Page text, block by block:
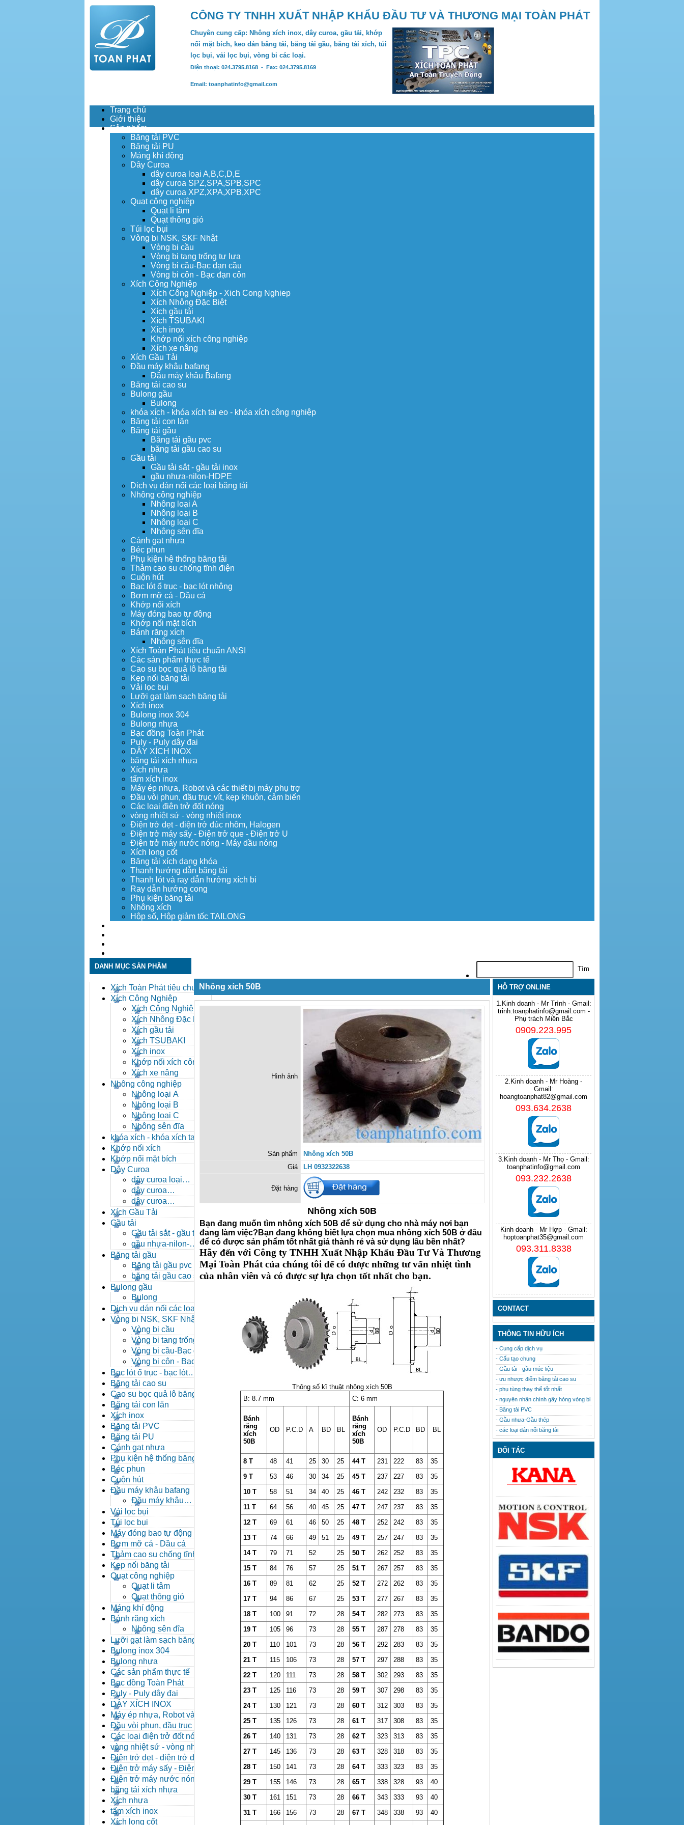
CÔNG TY TNHH XUẤT NHẬP KHẨU ĐẦU TƯ VÀ THƯƠNG MẠI TOÀN PHÁT
Chuyên cung cấp: Nhông xích inox, dây curoa, gầu tải, khớp
nối mặt bích, keo dán băng tải, băng tải gầu, băng tải xích, túi
lọc bụi, vải lọc bụi, vòng bi các loại.
Điện thoại: 024.3795.8168 - Fax: 024.3795.8169
Email: toanphatinfo@gmail.com
Trang chủ
Giới thiệu
Sản phẩm
Băng tải PVC
Băng tải PU
Máng khí động
Dây Curoa
dây curoa loại A,B,C,D,E
dây curoa SPZ,SPA,SPB,SPC
dây curoa XPZ,XPA,XPB,XPC
Quạt công nghiệp
Quạt li tâm
Quạt thông gió
Túi lọc bụi
Vòng bi NSK, SKF Nhật
Vòng bi cầu
Vòng bi tang trống tự lựa
Vòng bi cầu-Bạc đạn cầu
Vòng bi côn - Bạc đạn côn
Xích Công Nghiệp
Xích Công Nghiệp - Xich Cong Nghiep
Xích Nhông Đặc Biệt
Xích gầu tải
Xích TSUBAKI
Xích inox
Khớp nối xích công nghiệp
Xích xe nâng
Xích Gầu Tải
Đầu máy khâu bafang
Đầu máy khâu Bafang
Băng tải cao su
Bulong gầu
Bulong
khóa xích - khóa xích tai eo - khóa xích công nghiệp
Băng tải con lăn
Băng tải gầu
Băng tải gầu pvc
băng tải gầu cao su
Gầu tải
Gầu tải sắt - gầu tải inox
gầu nhựa-nilon-HDPE
Dịch vụ dán nối các loại băng tải
Nhông công nghiệp
Nhông loại A
Nhông loại B
Nhông loại C
Nhông sên đĩa
Cánh gạt nhựa
Béc phun
Phụ kiện hệ thống băng tải
Thảm cao su chống tĩnh điện
Cuộn hút
Bạc lót ổ trục - bạc lót nhông
Bơm mỡ cá - Dầu cá
Khớp nối xích
Máy đóng bao tự động
Khớp nối mặt bích
Bánh răng xích
Nhông sên đĩa
Xích Toàn Phát tiêu chuẩn ANSI
Các sản phẩm thực tế
Cao su bọc quả lô băng tải
Kẹp nối băng tải
Vải lọc bụi
Lưỡi gạt làm sạch băng tải
Xích inox
Bulong inox 304
Bulong nhựa
Bạc đồng Toàn Phát
Puly - Puly dây đai
DÂY XÍCH INOX
băng tải xích nhựa
Xích nhựa
tấm xích inox
Máy ép nhựa, Robot và các thiết bị máy phụ trợ
Đầu vòi phun, đầu trục vít, kẹp khuôn, cảm biến
Các loại điện trở đốt nóng
vòng nhiệt sứ - vòng nhiệt inox
Điện trở dẹt - điện trở đúc nhôm, Halogen
Điện trở máy sấy - Điện trở que - Điện trở U
Điện trở máy nước nóng - Máy dầu nóng
Xích long cốt
Băng tải xích dạng khóa
Thanh hướng dẫn băng tải
Thanh lót và ray dẫn hướng xích bi
Ray dẫn hướng cong
Phụ kiện băng tải
Nhông xích
Hộp số, Hộp giảm tốc TAILONG
DANH MỤC SẢN PHẨM
Xích Toàn Phát tiêu chuẩn
ANSI
Xích Công Nghiệp
Xích Công Nghiệp -
Xich Cong Nghiep
Xích Nhông Đặc Biệt
Xích gầu tải
Xích TSUBAKI
Xích inox
Khớp nối xích công
nghiệp
Xích xe nâng
Nhông công nghiệp
Nhông loại A
Nhông loại B
Nhông loại C
Nhông sên đĩa
khóa xích - khóa xích tai eo
- khóa xích công nghiệp
Khớp nối xích
Khớp nối mặt bích
Dây Curoa
dây curoa loại
A,B,C,D,E
dây curoa
SPZ,SPA,SPB,SPC
dây curoa
XPZ,XPA,XPB,XPC
Xích Gầu Tải
Gầu tải
Gầu tải sắt - gầu tải
inox
gầu nhựa-nilon-
HDPE
Băng tải gầu
Băng tải gầu pvc
băng tải gầu cao su
Bulong gầu
Bulong
Dịch vụ dán nối các loại
băng tải
Vòng bi NSK, SKF Nhật
Vòng bi cầu
Vòng bi tang trống tự
lựa
Vòng bi cầu-Bạc đạn
cầu
Vòng bi côn - Bạc
đạn côn
Bạc lót ổ trục - bạc lót
nhông
Băng tải cao su
Cao su bọc quả lô băng tải
Băng tải con lăn
Xích inox
Băng tải PVC
Băng tải PU
Cánh gạt nhựa
Phụ kiện hệ thống băng tải
Béc phun
Cuộn hút
Đầu máy khâu bafang
Đầu máy khâu
Bafang
Vải lọc bụi
Túi lọc bụi
Máy đóng bao tự động
Bơm mỡ cá - Dầu cá
Thảm cao su chống tĩnh
điện
Kẹp nối băng tải
Quạt công nghiệp
Quạt li tâm
Quạt thông gió
Máng khí động
Bánh răng xích
Nhông sên đĩa
Lưỡi gạt làm sạch băng tải
Bulong inox 304
Bulong nhựa
Các sản phẩm thực tế
Bạc đồng Toàn Phát
Puly - Puly dây đai
DÂY XÍCH INOX
Máy ép nhựa, Robot và các
thiết bị máy phụ trợ
Đầu vòi phun, đầu trục vít,
kẹp khuôn, cảm biến
Các loại điện trở đốt nóng
vòng nhiệt sứ - vòng nhiệt
inox
Điện trở dẹt - điện trở đúc
nhôm, Halogen
Điện trở máy sấy - Điện trở
que - Điện trở U
Điện trở máy nước nóng -
Máy dầu nóng
băng tải xích nhựa
Xích nhựa
tấm xích inox
Xích long cốt
Nhông xích 50B
Hình ảnh
Sản phẩm
Nhông xích 50B
Giá
LH 0932322638
Đặt hàng
Nhông xích 50B
Bạn đang muốn tìm nhông xích 50B để sử dụng cho nhà máy nơi bạn
đang làm việc?Bạn đang không biết lựa chọn mua nhông xích 50B ở đâu
để có được sản phẩm tốt nhất giá thành rẻ và sử dụng lâu bền nhất?
Hãy đến với Công ty TNHH Xuất Nhập Khẩu Đầu Tư Và Thương
Mại Toàn Phát của chúng tôi để có được những tư vấn nhiệt tình
của nhân viên và có được sự lựa chọn tốt nhất cho bạn.
Thông số kĩ thuật nhông xích 50B
B: 8.7 mm
C: 6 mm
Bánh
răng
xích
50B
OD P.C.D A BD BL
Bánh
răng
xích
50B
OD P.C.D BD BL
8 T 48 41 25 30 25 44 T 231 222 83
35
9 T
53 46 30 34 25 45 T 237 227 83
35
10 T
58 51 34 40 25 46 T 242 232 83
35
11 T
64 56 40 45 25 47 T 247 237 83
35
12 T
69 61 46 50 25 48 T 252 242 83
35
13 T
74 66 49 51 25 49 T 257 247 83
35
14 T
79 71 52 25 50 T 262 252 83
35
15 T
84 76 57 25 51 T 267 257 83
35
16 T
89 81 62 25 52 T 272 262 83
35
17 T
94 86 67 25 53 T 277 267 83
35
18 T
100 91 72 28 54 T 282 273 83
35
19 T
105 96 73 28 55 T 287 278 83
35
20 T
110 101 73 28 56 T 292 283 83
35
21 T
115 106 73 28 57 T 297 288 83
35
22 T
120 111 73 28 58 T 302 293 83
35
23 T
125 116 73 28 59 T 307 298 83
35
24 T
130 121 73 28 60 T 312 303 83
35
25 T
135 126 73 28 61 T 317 308 83
35
26 T
140 131 73 28 62 T 323 313 83
35
27 T
145 136 73 28 63 T 328 318 83
35
28 T
150 141 73 28 64 T 333 323 83
35
29 T
155 146 73 28 65 T 338 328 93
40
30 T
161 151 73 28 66 T 343 333 93
40
31 T
166 156 73 28 67 T 348 338 93
40
HỖ TRỢ ONLINE
1.Kinh doanh - Mr Trình - Gmail:
trinh.toanphatinfo@gmail.com -
Phụ trách Miền Bắc
0909.223.995
2.Kinh doanh - Mr Hoàng -
Gmail:
hoangtoanphat82@gmail.com
093.634.2638
3.Kinh doanh - Mr Thọ - Gmail:
toanphatinfo@gmail.com
093.232.2638
Kinh doanh - Mr Hợp - Gmail:
hoptoanphat35@gmail.com
093.311.8338
CONTACT
THÔNG TIN HỮU ÍCH
- Cung cấp dịch vụ
- Cấu tạo chung
- Gầu tải - gầu múc liệu
- ưu nhược điểm băng tải cao su
- phụ tùng thay thế tốt nhất
- nguyên nhân chính gây hỏng vòng bi
- Băng tải PVC
- Gầu nhưa-Gầu thép
- các loại dán nối băng tải
ĐỐI TÁC